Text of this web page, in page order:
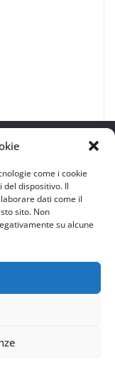
come i cookie
dispositivo. Il
dati come il
sito. Non
su alcune
Harry sulla